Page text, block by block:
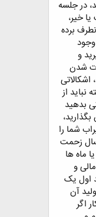
در جلسه
خیر،
برده
و
شدن
از
بدهید
شما را
سال زحمت
ماه ها
و
اول یک
آن
اگر